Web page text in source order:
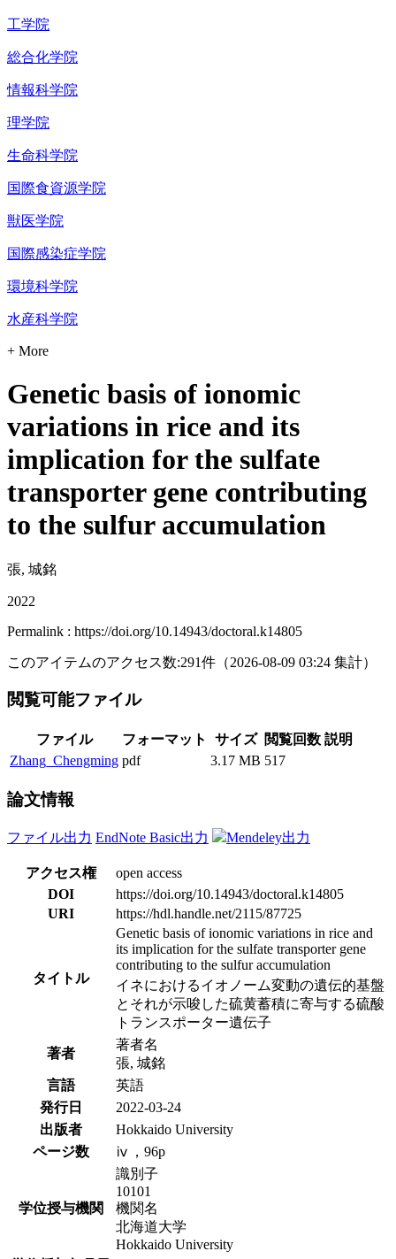
工学院
総合化学院
情報科学院
理学院
生命科学院
国際食資源学院
獣医学院
国際感染症学院
環境科学院
水産科学院
+ More
Genetic basis of ionomic
variations in rice and its
implication for the sulfate
transporter gene contributing
to the sulfur accumulation
張, 城銘
2022
Permalink : https://doi.org/10.14943/doctoral.k14805
このアイテムのアクセス数:291件 （2026-08-09 03:24 集計）
閲覧可能ファイル
ファイル フォーマット サイズ 閲覧回数 説明
Zhang_Chengming pdf 3.17 MB 517
論文情報
ファイル出力 EndNote Basic出力 Mendeley出力
アクセス権
open access
DOI
https://doi.org/10.14943/doctoral.k14805
URI
https://hdl.handle.net/2115/87725
タイトル
Genetic basis of ionomic variations in rice and
its implication for the sulfate transporter gene
contributing to the sulfur accumulation
イネにおけるイオノーム変動の遺伝的基盤
とそれが示唆した硫黄蓄積に寄与する硫酸
トランスポーター遺伝子
著者
著者名
張, 城銘
言語
英語
発行日
2022-03-24
出版者
Hokkaido University
ページ数
ⅳ，96p
学位授与機関
識別子
10101
機関名
北海道大学
Hokkaido University